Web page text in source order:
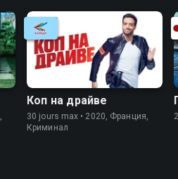
Коп на драйве
30 jours max • 2020, Франция,
Криминал